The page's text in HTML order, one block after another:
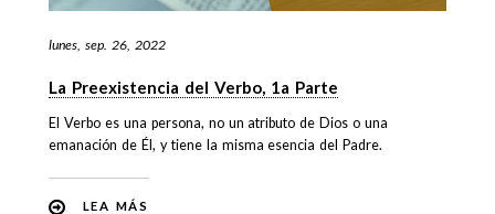
lunes, sep. 26, 2022
La Preexistencia del Verbo, 1a Parte
El Verbo es una persona, no un atributo de Dios o una
emanación de Él, y tiene la misma esencia del Padre.
LEA MÁS